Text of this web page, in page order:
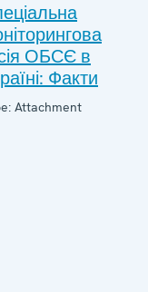
ОБСЄ в
Факти
Attachment